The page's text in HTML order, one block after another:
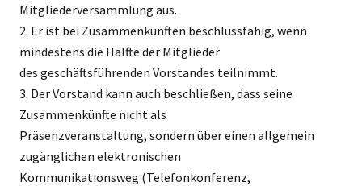
Mitgliederversammlung aus.
2. Er ist bei Zusammenkünften beschlussfähig, wenn
mindestens die Hälfte der Mitglieder
des geschäftsführenden Vorstandes teilnimmt.
3. Der Vorstand kann auch beschließen, dass seine
Zusammenkünfte nicht als
Präsenzveranstaltung, sondern über einen allgemein
zugänglichen elektronischen
Kommunikationsweg (Telefonkonferenz,